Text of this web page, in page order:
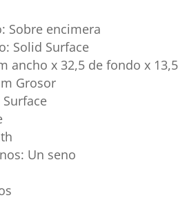
Sobre encimera
Solid Surface
ancho x 32,5 de fondo x 13,5
Grosor
Un seno